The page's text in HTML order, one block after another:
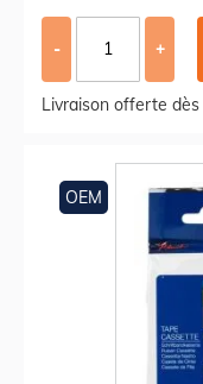
- +
Livraison offerte dès
OEM